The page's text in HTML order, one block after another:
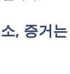
, 증거